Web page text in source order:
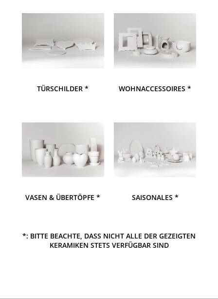
TÜRSCHILDER * WOHNACCESSOIRES *
VASEN & ÜBERTÖPFE * SAISONALES *
*: BITTE BEACHTE, DASS NICHT ALLE DER GEZEIGTEN
KERAMIKEN STETS VERFÜGBAR SIND